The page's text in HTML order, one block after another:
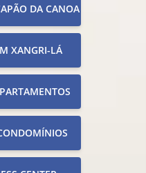
DA CANOA
XANGRI-LÁ